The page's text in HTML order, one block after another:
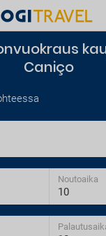
Caniço
Noutoaika